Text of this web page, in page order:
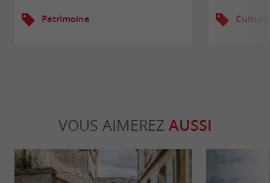
Patrimoine Culture
VOUS AIMEREZ AUSSI